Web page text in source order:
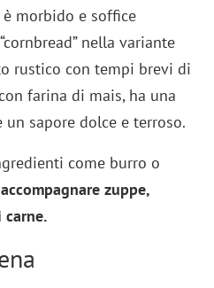
morbido e soffice
nella variante
rustico con tempi brevi di
farina di mais, ha una
sapore dolce e terroso.
come burro o
zuppe,